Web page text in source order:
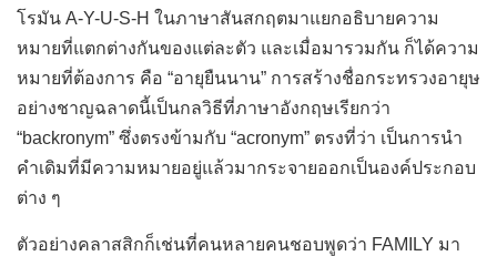
โรมัน A-Y-U-S-H ในภาษาสันสกฤตมาแยกอธิบายความ
หมายที่แตกต่างกันของแต่ละตัว และเมื่อมารวมกัน ก็ได้ความ
หมายที่ต้องการ คือ “อายุยืนนาน” การสร้างชื่อกระทรวงอายุษ
อย่างชาญฉลาดนี้เป็นกลวิธีที่ภาษาอังกฤษเรียกว่า
“backronym” ซึ่งตรงข้ามกับ “acronym” ตรงที่ว่า เป็นการนำ
คำเดิมที่มีความหมายอยู่แล้วมากระจายออกเป็นองค์ประกอบ
ต่าง ๆ
ตัวอย่างคลาสสิกก็เช่นที่คนหลายคนชอบพูดว่า FAMILY มา